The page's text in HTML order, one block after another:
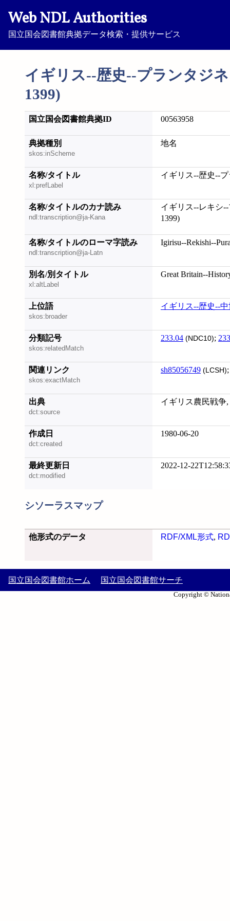
Web NDL Authorities
国立国会図書館典拠データ検索・提供サービス
イギリス--歴史--プランタジ
1399)
国立国会図書館典拠ID 00563958
典拠種別
skos:inScheme
地名
名称/タイトル
xl:prefLabel
イギリス--歴史--
名称/タイトルのカナ読み
ndl:transcription@ja-Kana
イギリス--レキシ
1399)
名称/タイトルのローマ字読み
ndl:transcription@ja-Latn
Igirisu--Rekishi--
別名/別タイトル
xl:altLabel
Great Britain--
上位語
skos:broader
イギリス--歴史--
分類記号
skos:relatedMatch
233.04 (NDC10);
関連リンク
skos:exactMatch
sh85056749 (LCSH)
出典
dct:source
イギリス農民戦争,
作成日
dct:created
1980-06-20
最終更新日
dct:modified
2022-12-
シソーラスマップ
他形式のデータ RDF/XML形式,
国立国会図書館ホーム 国立国会図書館サーチ
Copyright ©